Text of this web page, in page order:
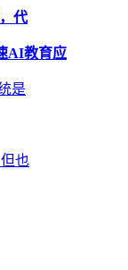
代
AI教育应
是
也